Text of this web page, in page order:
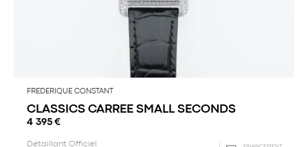
FREDERIQUE CONSTANT
CLASSICS CARREE SMALL SECONDS
4 395 €
Détaillant Officiel